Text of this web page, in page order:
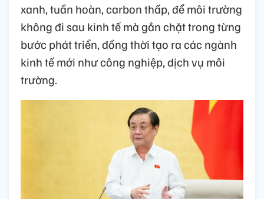
xanh, tuần hoàn, carbon thấp, để môi trường
không đi sau kinh tế mà gắn chặt trong từng
bước phát triển, đồng thời tạo ra các ngành
kinh tế mới như công nghiệp, dịch vụ môi
trường.